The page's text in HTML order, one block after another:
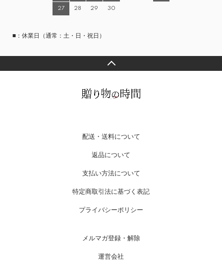
27 28 29 30
■：休業日（通常：土・日・祝日）
配送・送料について
返品について
支払い方法について
特定商取引法に基づく表記
プライバシーポリシー
メルマガ登録・解除
運営会社